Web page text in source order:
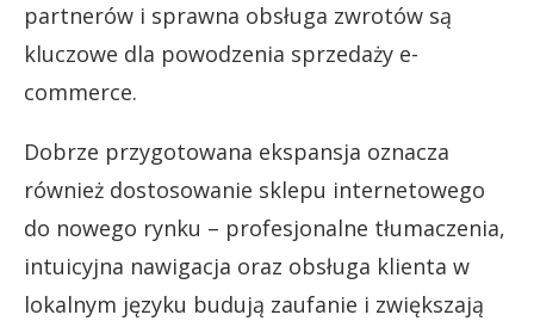
partnerów i sprawna obsługa zwrotów są
kluczowe dla powodzenia sprzedaży e-
commerce.
Dobrze przygotowana ekspansja oznacza
również dostosowanie sklepu internetowego
do nowego rynku – profesjonalne tłumaczenia,
intuicyjna nawigacja oraz obsługa klienta w
lokalnym języku budują zaufanie i zwiększają